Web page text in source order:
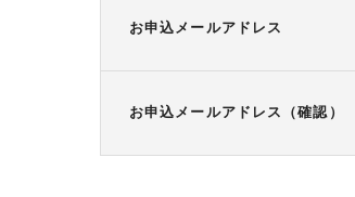
お申込メールアドレス
お申込メールアドレス（確認）